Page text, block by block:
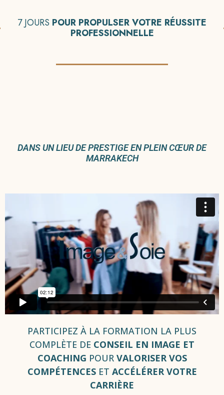
7 JOURS POUR PROPULSER VOTRE RÉUSSITE
PROFESSIONNELLE
DANS UN LIEU DE PRESTIGE EN PLEIN CŒUR DE
MARRAKECH
PARTICIPEZ À LA FORMATION LA PLUS
COMPLÈTE DE CONSEIL EN IMAGE ET
COACHING POUR VALORISER VOS
COMPÉTENCESET ACCÉLÉRER VOTRE
CARRIÈRE